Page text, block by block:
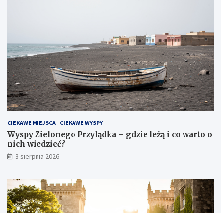
CIEKAWE MIEJSCA CIEKAWE WYSPY
Wyspy Zielonego Przylądka – gdzie leżą i co warto o
nich wiedzieć?
3 sierpnia 2026